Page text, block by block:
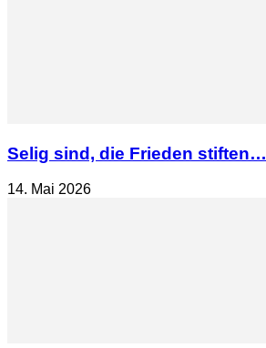
Selig sind, die Frieden stiften…
14. Mai 2026